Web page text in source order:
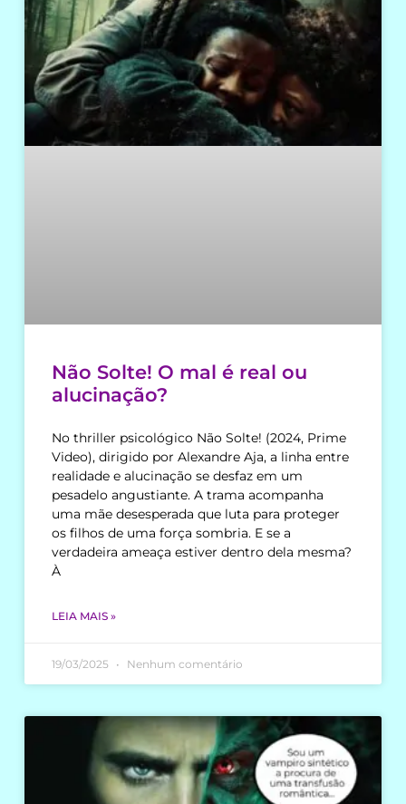
Não Solte! O mal é real ou
alucinação?
No thriller psicológico Não Solte! (2024, Prime
Video), dirigido por Alexandre Aja, a linha entre
realidade e alucinação se desfaz em um
pesadelo angustiante. A trama acompanha
uma mãe desesperada que luta para proteger
os filhos de uma força sombria. E se a
verdadeira ameaça estiver dentro dela mesma?
À
LEIA MAIS »
19/03/2025 Nenhum comentário